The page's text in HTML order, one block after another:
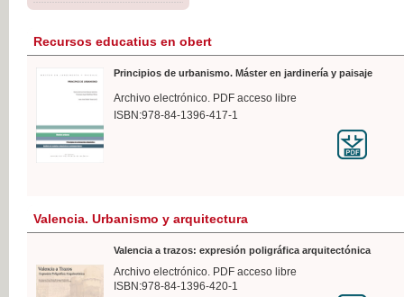
Recursos educatius en obert
Principios de urbanismo. Máster en jardinería y paisaje
Archivo electrónico. PDF acceso libre
ISBN:978-84-1396-417-1
Valencia. Urbanismo y arquitectura
Valencia a trazos: expresión poligráfica arquitectónica
Archivo electrónico. PDF acceso libre
ISBN:978-84-1396-420-1